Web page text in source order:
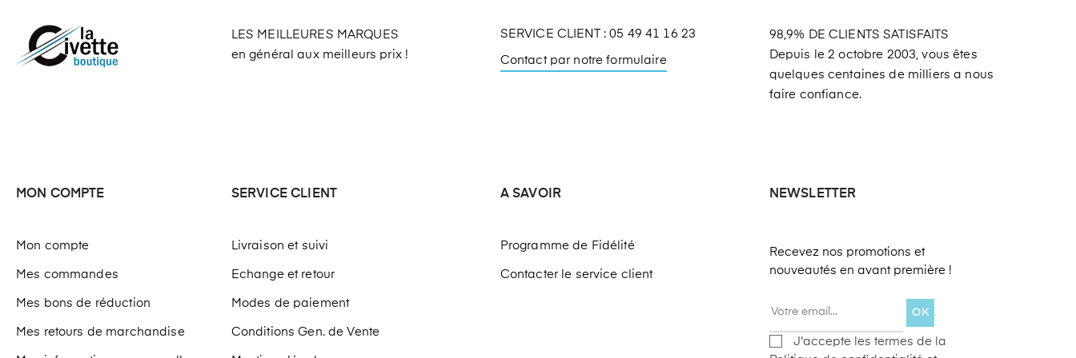
LES MEILLEURES MARQUES
en général aux meilleurs prix !
SERVICE CLIENT : 05 49 41 16 23
Contact par notre formulaire
98,9% DE CLIENTS SATISFAITS
Depuis le 2 octobre 2003, vous êtes
quelques centaines de milliers a nous
faire confiance.
MON COMPTE
Mon compte
Mes commandes
Mes bons de réduction
Mes retours de marchandise
SERVICE CLIENT
Livraison et suivi
Echange et retour
Modes de paiement
Conditions Gen. de Vente
A SAVOIR
Programme de Fidélité
Contacter le service client
NEWSLETTER
Recevez nos promotions et
nouveautés en avant première !
OK
J'accepte les termes de la